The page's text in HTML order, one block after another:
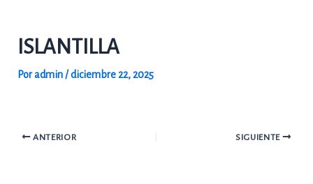
contenidoISLANTILLA
Poradmin /diciembre 22, 2025
ANTERIOR SIGUIENTE